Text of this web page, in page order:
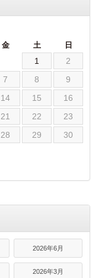
金 土 日
1
2
7 8
9
14 15
16
21 22
23
28 29
30
2026年6月
2026年3月